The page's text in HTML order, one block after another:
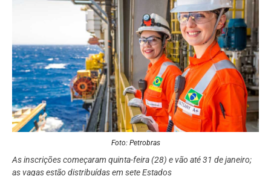
Foto: Petrobras
As inscrições começaram quinta-feira (28) e vão até 31 de janeiro;
as vagas estão distribuídas em sete Estados